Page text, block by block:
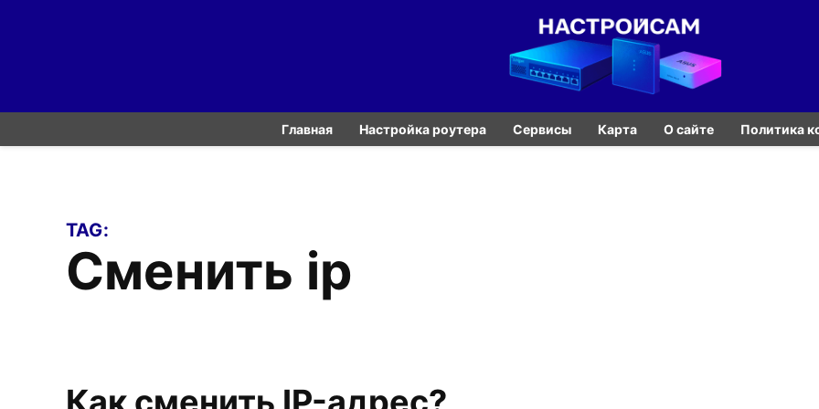
Главная Настройка роутера Сервисы Карта О сайте Политика
TAG:
сменить ip